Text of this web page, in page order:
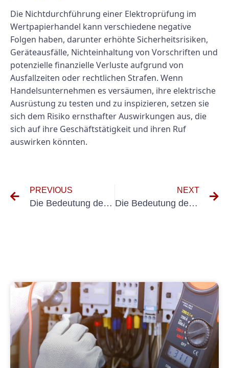
Die Nichtdurchführung einer Elektroprüfung im
Wertpapierhandel kann verschiedene negative
Folgen haben, darunter erhöhte Sicherheitsrisiken,
Geräteausfälle, Nichteinhaltung von Vorschriften und
potenzielle finanzielle Verluste aufgrund von
Ausfallzeiten oder rechtlichen Strafen. Wenn
Handelsunternehmen es versäumen, ihre elektrische
Ausrüstung zu testen und zu inspizieren, setzen sie
sich dem Risiko ernsthafter Auswirkungen aus, die
sich auf ihre Geschäftstätigkeit und ihren Ruf
auswirken könnten.
PREVIOUS
Die Bedeutung der Prüfung elektrischer Systeme: Erkenntnisse von Patentanwälten
NEXT
Die Bedeutung des Dokumentenmanagements für die Inspektion tragbarer Geräte